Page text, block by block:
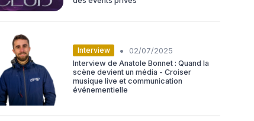
Interview •
02/07/2025
Interview de Anatole Bonnet : Quand la
scène devient un média - Croiser
musique live et communication
événementielle